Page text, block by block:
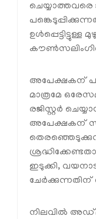
അപേക്ഷകന്
മാത്രമേ
രജിസ്റ്റർ
അപേക്ഷകന്
ഇടുക്കി,
ചേർക്കുന്നതിന്
നിലവിൽ